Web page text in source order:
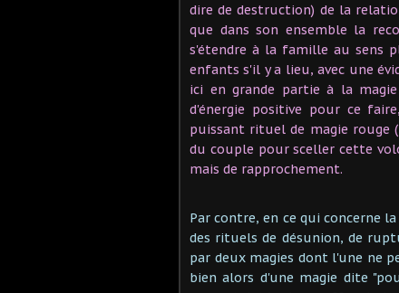
dire de destruction) de la
que dans son ensemble la
s'étendre à la famille au sens
enfants s'il y a lieu, avec une
ici en grande partie à la
d'énergie positive pour ce
puissant rituel de magie rouge
du couple pour sceller cette
mais de rapprochement.
Par contre, en ce qui concerne
des rituels de désunion, de
par deux magies dont l'une ne
bien alors d'une magie dite